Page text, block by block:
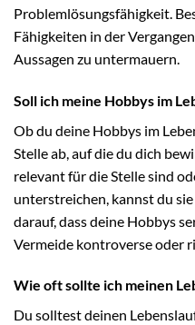
Problemlösungsfähigkeit.
Fähigkeiten in der
Aussagen zu untermauern.
Soll ich meine Hobbys im
Ob du deine Hobbys im
Stelle ab, auf die du dich
relevant für die Stelle sind
unterstreichen, kannst du
darauf, dass deine Hobbys
Vermeide kontroverse oder
Wie oft sollte ich meinen
Du solltest deinen